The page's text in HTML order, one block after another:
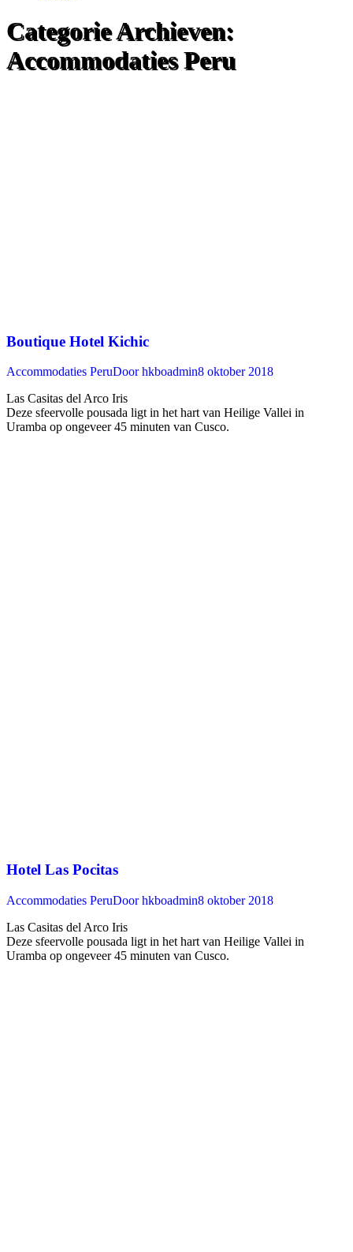
Categorie Archieven:
Accommodaties Peru
Boutique Hotel Kichic
Accommodaties PeruDoorhkboadmin8 oktober 2018
Las Casitas del Arco Iris
Deze sfeervolle pousada ligt in het hart van Heilige Vallei in
Uramba op ongeveer 45 minuten van Cusco. ‍
Hotel Las Pocitas
Accommodaties PeruDoorhkboadmin8 oktober 2018
Las Casitas del Arco Iris
Deze sfeervolle pousada ligt in het hart van Heilige Vallei in
Uramba op ongeveer 45 minuten van Cusco. ‍